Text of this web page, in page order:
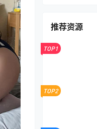
推荐资源
TOP1
TOP2